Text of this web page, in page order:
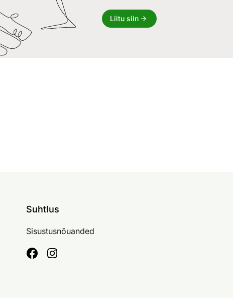
Liitu siin
Suhtlus
Sisustusnõuanded